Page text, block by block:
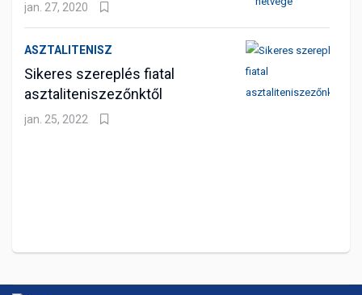
jan. 27, 2020
ASZTALITENISZ
Sikeres szereplés fiatal
asztaliteniszezőnktől
jan. 25, 2022